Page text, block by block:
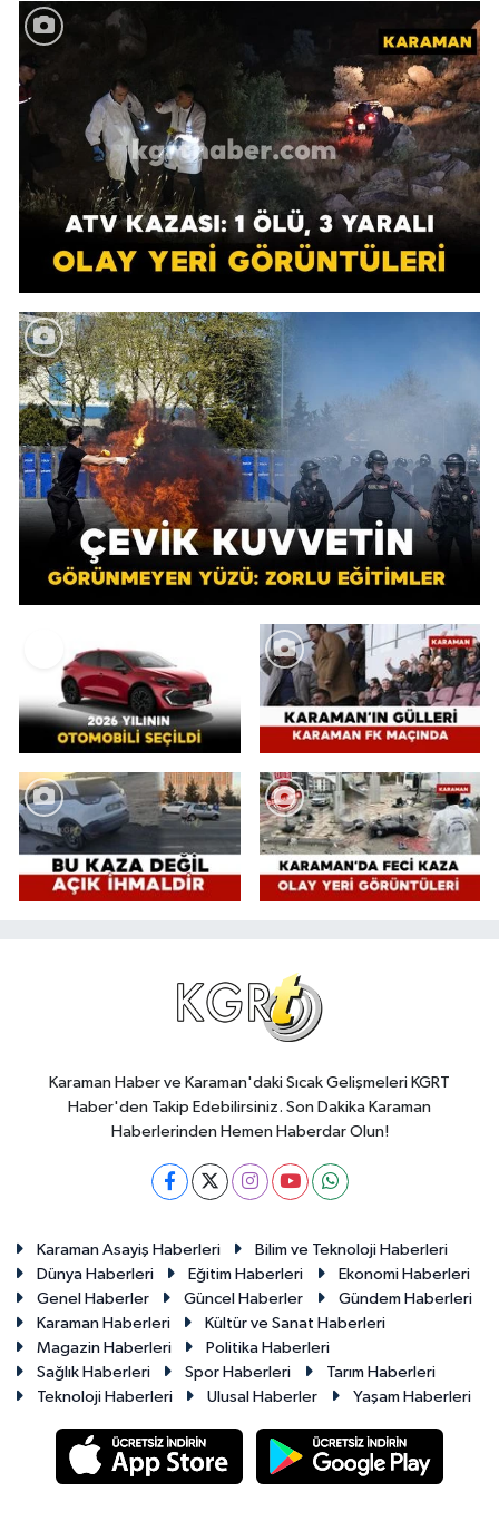
Karaman Haber ve Karaman'daki Sıcak Gelişmeleri KGRT
Haber'den Takip Edebilirsiniz. Son Dakika Karaman
Haberlerinden Hemen Haberdar Olun!
Karaman Asayiş Haberleri
Bilim ve Teknoloji Haberleri
Dünya Haberleri
Eğitim Haberleri
Ekonomi Haberleri
Genel Haberler
Güncel Haberler
Gündem Haberleri
Karaman Haberleri
Kültür ve Sanat Haberleri
Magazin Haberleri
Politika Haberleri
Sağlık Haberleri
Spor Haberleri
Tarım Haberleri
Teknoloji Haberleri
Ulusal Haberler Yaşam Haberleri